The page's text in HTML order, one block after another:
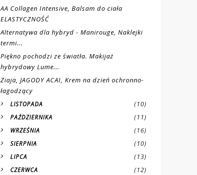
AA Collagen Intensive, Balsam do ciała
ELASTYCZNOŚĆ
Alternatywa dla hybryd - Manirouge, Naklejki
termi...
Piękno pochodzi ze światła. Makijaż
hybrydowy Lume...
Ziaja, JAGODY ACAI, Krem na dzień ochronno-
łagodzący
LISTOPADA (10)
PAŹDZIERNIKA (11)
WRZEŚNIA (16)
SIERPNIA (10)
LIPCA (13)
CZERWCA (12)